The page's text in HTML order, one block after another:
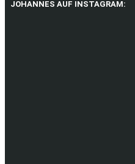
JOHANNES AUF INSTAGRAM: